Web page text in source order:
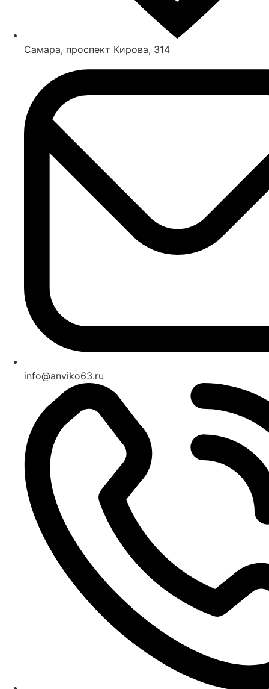
Самара, проспект Кирова, 314
info@anviko63.ru